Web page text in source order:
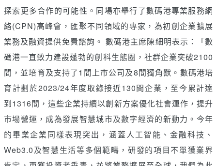
探索更多合作的可能性。同場亦舉行了數碼港專業服務網
絡(CPN)高峰會，匯聚不同領域的專家，為初創企業擴展
業務及融資提供免費諮詢。 數碼港主席陳細明表示：「數
碼港一直致力建設蓬勃的創科生態圈，社群企業突破2100
間，並培育及支持了1間上市公司及8間獨角獸。數碼港培
育計劃於2023/24年度取錄接近130間企業，至今累計達
到1316間，這些企業持續以創新方案優化社會運作，提升
市場營運，成為發展智慧城市及數字經濟的新動力。今年
的畢業企業同樣表現突出，涵蓋人工智能、金融科技、
Web3.0及智慧生活等多個範疇，研發的項目不單獲業界